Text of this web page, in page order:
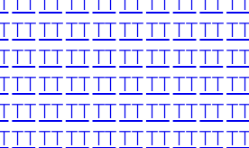
TTTTTTTTTTTTTTTTTT
TTTTTTTTTTTTTTTTTT
TTTTTTTTTTTTTTTTTT
TTTTTTTTTTTTTTTTTT
TTTTTTTTTTTTTTTTTT